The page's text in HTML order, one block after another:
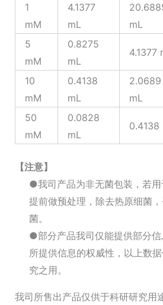
1
mM
4.1377
mL
mL
5
mM
0.8275
mL
4.1377
10
mM
0.4138
mL
2.0689
mL
50
mM
0.0828
mL
0.4138
【注意】
●我司产品为非无菌包装，若
提前做预处理，除去热原细菌
菌。
●部分产品我司仅能提供部分
所提供信息的权威性，以上数
究之用。
我司所售出产品仅供于科研研究用